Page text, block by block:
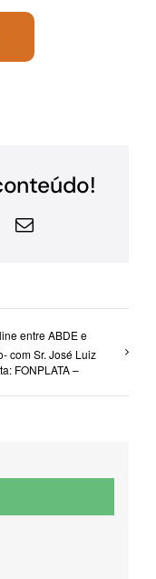
E-
entre ABDE e
com Sr. José Luiz
FONPLATA –